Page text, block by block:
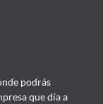
podrás
que día a